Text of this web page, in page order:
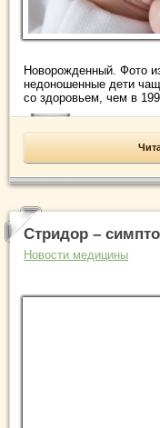
Новорожденный. Фото
недоношенные дети
со здоровьем, чем в
Стридор –
Новости медицины